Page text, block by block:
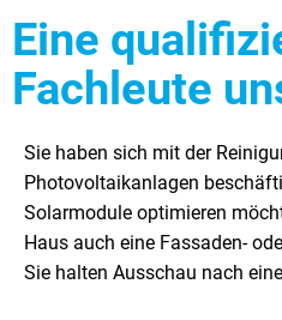
Eine
Fachleute
Sie haben sich mit der
Photovoltaikanlagen
Solarmodule optimieren
Haus auch eine Fassaden-
Sie halten Ausschau nach
Fachunternehmen. Hervorragend, dass
Homepage entdeckt haben.
wir auf viele Jahre
versierten Spezialisten
Firma SRS Nord von Matthias
Anfragen aus Hamburg und
Nachfolgend dürfen wir
unserem Leistungsspektrum
behandeln wir speziell das